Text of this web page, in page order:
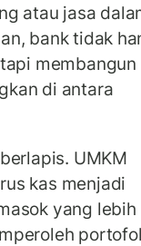
atau jasa
bank tidak
membangun
di antara
UMKM
kas menjadi
yang lebih